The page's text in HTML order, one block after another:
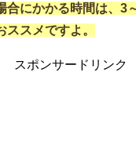
合にかかる時間は、3
スメですよ。
スポンサードリンク